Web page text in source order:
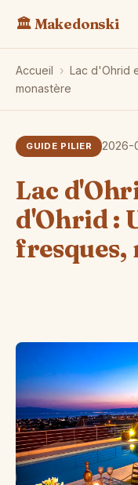
🏛️ Makedonski
Accueil › Lac d'Ohrid
monastère
GUIDE PILIER 2026-
Lac
d'Ohrid :
fresques,